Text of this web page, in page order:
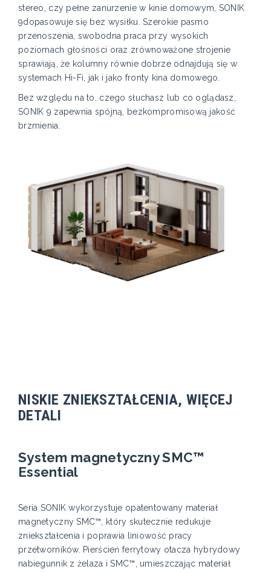
stereo, czy pełne zanurzenie w kinie domowym, SONIK
9dopasowuje się bez wysiłku. Szerokie pasmo
przenoszenia, swobodna praca przy wysokich
poziomach głośności oraz zrównoważone strojenie
sprawiają, że kolumny równie dobrze odnajdują się w
systemach Hi-Fi, jak i jako fronty kina domowego.
Bez względu na to, czego słuchasz lub co oglądasz,
SONIK 9 zapewnia spójną, bezkompromisową jakość
brzmienia.
NISKIE ZNIEKSZTAŁCENIA, WIĘCEJ
DETALI
System magnetyczny SMC™
Essential
Seria SONIK wykorzystuje opatentowany materiał
magnetyczny SMC™, który skutecznie redukuje
zniekształcenia i poprawia liniowość pracy
przetworników. Pierścień ferrytowy otacza hybrydowy
nabiegunnik z żelaza i SMC™, umieszczając materiał